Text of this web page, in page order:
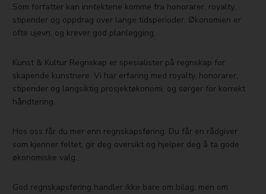
Som forfatter kan inntektene komme fra honorarer, royalty,
stipender og oppdrag over lange tidsperioder. Økonomien er
ofte ujevn, og krever god planlegging.
Kunst & Kultur Regnskap er spesialister på regnskap for
skapende kunstnere. Vi har erfaring med royalty, honorarer,
stipender og langsiktig prosjektøkonomi, og sørger for korrekt
håndtering.
Hos oss får du mer enn regnskapsføring. Du får en rådgiver
som kjenner feltet, gir deg oversikt og hjelper deg å ta gode
økonomiske valg.
God regnskapsføring handler ikke bare om bilag, men om